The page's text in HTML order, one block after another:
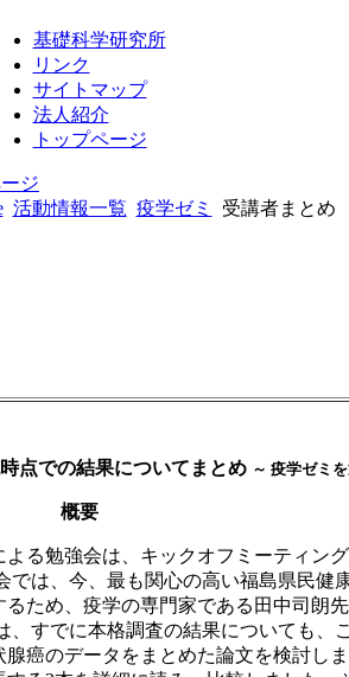
基礎科学研究所
リンク
サイトマップ
法人紹介
トップページ
活動情報一覧 疫学ゼミ
受講者まとめ
点での結果についてまとめ ～ 疫学ゼミ
概要
る勉強会は、キックオフミーティン
は、今、最も関心の高い福島県民健
ため、疫学の専門家である田中司朗
すでに本格調査の結果についても、
癌のデータをまとめた論文を検討し